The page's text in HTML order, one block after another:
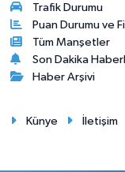
Trafik Durumu
Puan Durumu ve
Tüm Manşetler
Son Dakika
Haber Arşivi
Künye İletişim